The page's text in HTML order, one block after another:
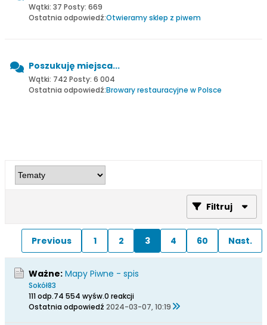
Wątki: 37 Posty: 669
Ostatnia odpowiedź:Otwieramy sklep z piwem
Poszukuję miejsca...
Wątki: 742 Posty: 6 004
Ostatnia odpowiedź:Browary restauracyjne w Polsce
Filtruj
Previous 1 2 3 4 60 Nast.
Ważne: Mapy Piwne - spis
Sokół83
111 odp.74 554 wyśw.0 reakcji
Ostatnia odpowiedź 2024-03-07, 10:19